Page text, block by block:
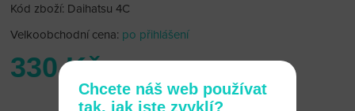
Kód zboží: Daihatsu 4C
Velkoobchodní cena: po přihlášení
330 Kč
Chcete náš web používat
tak, jak jste zvyklí?